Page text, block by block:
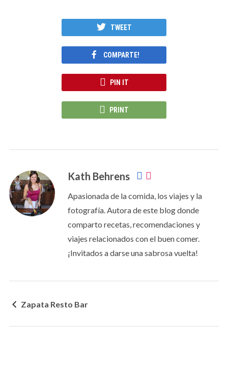
TWEET
COMPARTE!
PIN IT
PRINT
Kath Behrens
Apasionada de la comida, los viajes y la
fotografía. Autora de este blog donde
comparto recetas, recomendaciones y
viajes relacionados con el buen comer.
¡Invitados a darse una sabrosa vuelta!
Zapata Resto Bar